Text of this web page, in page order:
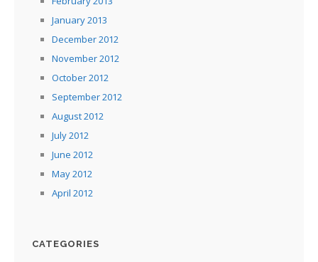
January 2013
December 2012
November 2012
October 2012
September 2012
August 2012
July 2012
June 2012
May 2012
April 2012
CATEGORIES